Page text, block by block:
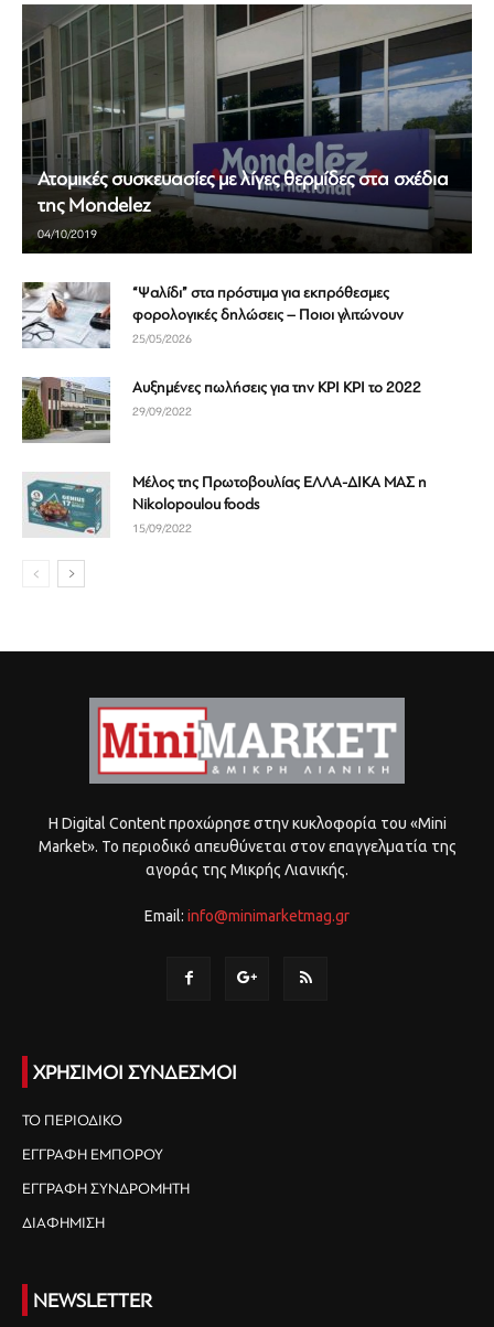
Ατομικές συσκευασίες με λίγες θερμίδες στα σχέδια
της Mondelez
04/10/2019
“Ψαλίδι” στα πρόστιμα για εκπρόθεσμες
φορολογικές δηλώσεις – Ποιοι γλιτώνουν
25/05/2026
Αυξημένες πωλήσεις για την ΚΡΙ ΚΡΙ το 2022
29/09/2022
Μέλος της Πρωτοβουλίας ΕΛΛΑ-ΔΙΚΑ ΜΑΣ η
Nikolopoulou foods
15/09/2022
Η Digital Content προχώρησε στην κυκλοφορία του «Mini
Market». Το περιοδικό απευθύνεται στον επαγγελματία της
αγοράς της Μικρής Λιανικής.
Email: info@minimarketmag.gr
ΧΡΗΣΙΜΟΙ ΣΥΝΔΕΣΜΟΙ
ΤΟ ΠΕΡΙΟΔΙΚΟ
ΕΓΓΡΑΦΗ ΕΜΠΟΡΟΥ
ΕΓΓΡΑΦΗ ΣΥΝΔΡΟΜΗΤΗ
ΔΙΑΦΗΜΙΣΗ
NEWSLETTER